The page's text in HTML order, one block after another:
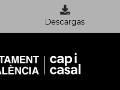
Descargas